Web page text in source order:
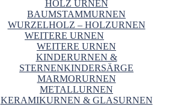
HOLZ URNEN
BAUMSTAMMURNEN
WURZELHOLZ – HOLZURNEN
WEITERE URNEN
WEITERE URNEN
KINDERURNEN &
STERNENKINDERSÄRGE
MARMORURNEN
METALLURNEN
KERAMIKURNEN & GLASURNEN